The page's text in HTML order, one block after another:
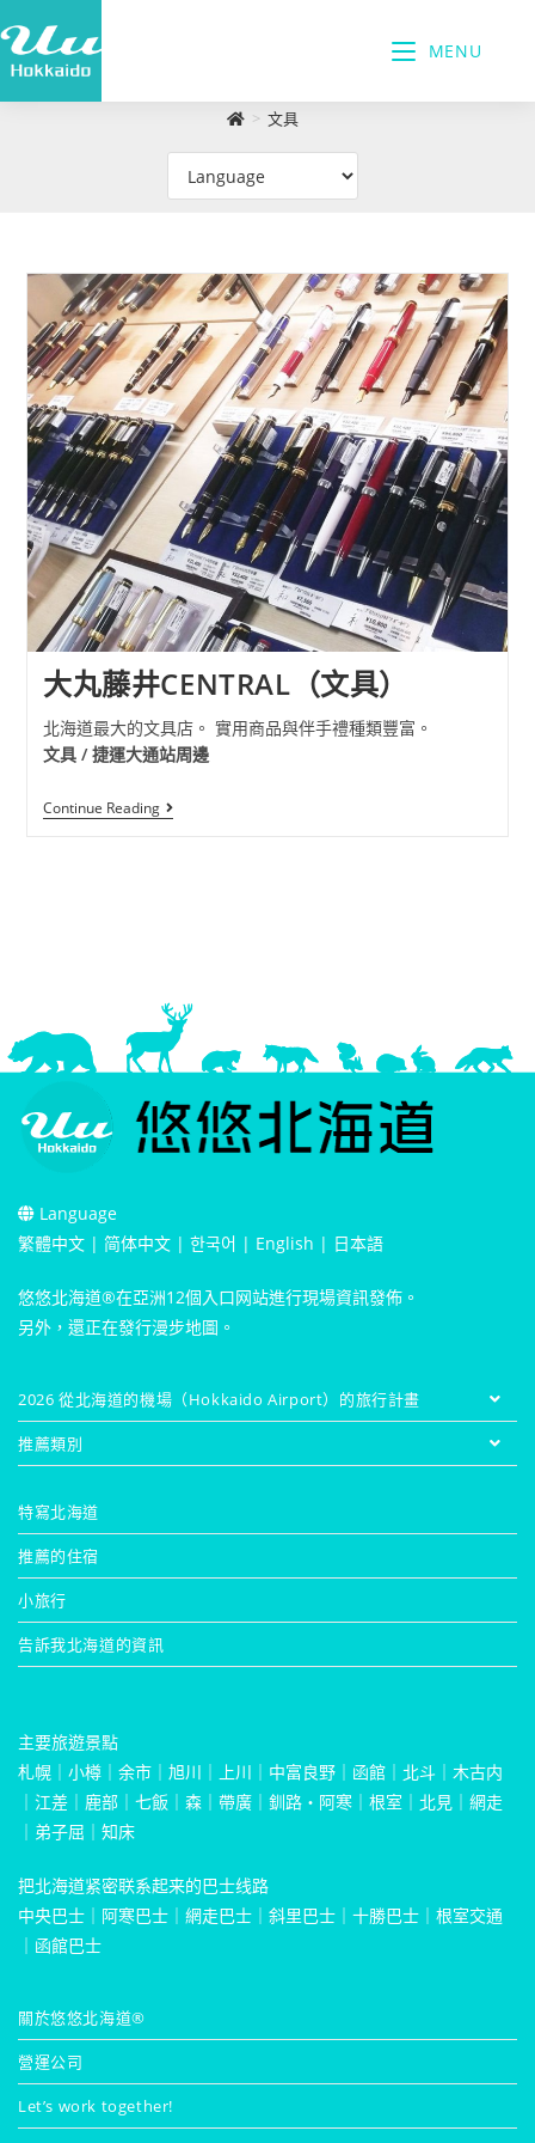
MENU
> 文具
大丸藤井CENTRAL（文具）
北海道最大的文具店。 實用商品與伴手禮種類豐富。
文具 / 捷運大通站周邊
Continue Reading
Language
繁體中文 | 简体中文 | 한국어 | English | 日本語
悠悠北海道®在亞洲12個入口网站進行現場資訊發佈。
另外，還正在發行漫步地圖。
2026 從北海道的機場（Hokkaido Airport）的旅行計畫
推薦類別
特寫北海道
推薦的住宿
小旅行
告訴我北海道的資訊
主要旅遊景點
札幌 ｜ 小樽 ｜ 余市 ｜ 旭川 ｜ 上川 ｜ 中富良野 ｜ 函館 ｜ 北斗 ｜ 木古内
｜ 江差 ｜ 鹿部 ｜ 七飯 ｜ 森 ｜ 帶廣 ｜ 釧路・阿寒 ｜ 根室 ｜ 北見 ｜ 網走
｜ 弟子屈 ｜ 知床
把北海道紧密联系起来的巴士线路
中央巴士 ｜ 阿寒巴士 ｜ 網走巴士 ｜ 斜里巴士 ｜ 十勝巴士 ｜ 根室交通
｜ 函館巴士
關於悠悠北海道®
營運公司
Let’s work together!